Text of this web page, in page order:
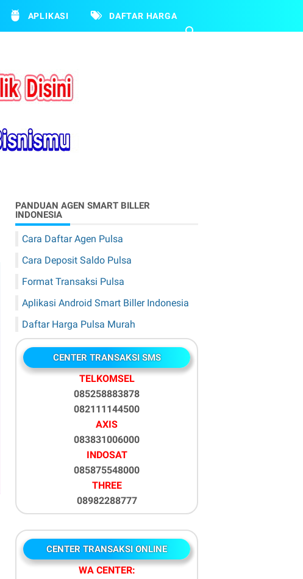
APLIKASI DAFTAR HARGA
PANDUAN AGEN SMART BILLER
INDONESIA
Cara Daftar Agen Pulsa
Cara Deposit Saldo Pulsa
Format Transaksi Pulsa
Aplikasi Android Smart Biller Indonesia
Daftar Harga Pulsa Murah
CENTER TRANSAKSI SMS
TELKOMSEL
085258883878
082111144500
AXIS
083831006000
INDOSAT
085875548000
THREE
08982288777
CENTER TRANSAKSI ONLINE
WA CENTER: